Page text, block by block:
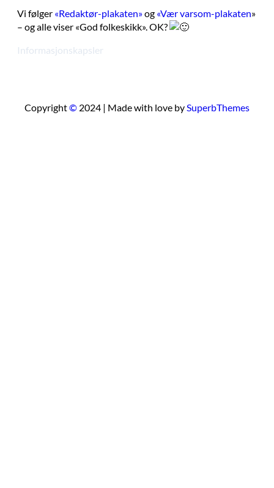
Vi følger «Redaktør-plakaten»og «Vær varsom-plakaten»
– og alle viser «God folkeskikk». OK?
Informasjonskapsler
Copyright© 2024 | Made with love bySuperbThemes